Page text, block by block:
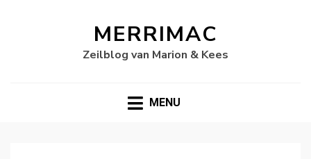
MERRIMAC
Zeilblog van Marion & Kees
MENU